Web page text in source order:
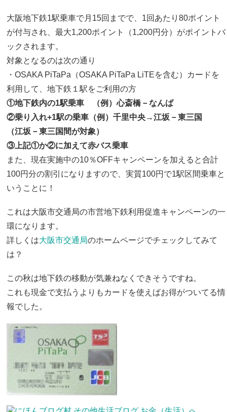
大阪地下鉄1駅乗車で月15回までで、1回あたり80ポイント
が付与され、最大1,200ポイント（1,200円分）がポイントバ
ックされます。
対象となるのは次の通り
・OSAKA PiTaPa（OSAKA PiTaPa LiTEを含む）カードを
利用して、地下鉄１駅をご利用の方
①地下鉄内の1駅乗車 （例）心斎橋－なんば
②乗り入れ+1駅の乗車（例）千里中央→江坂－東三国
（江坂－東三国間が対象）
③上記①か②に加えて赤バス乗車
また、現在実施中の10％OFFキャンペーンを加えると合計
100円分の割引になりますので、実質100円で1駅区間乗車と
いうことに！
これは大阪市交通局の市営地下鉄利用促進キャンペーンの一
環になります。
詳しくは大阪市交通局のホームページでチェックしてみて
は？
この秋は地下鉄の移動が気兼ねなくできそうですね。
これも現金で支払うよりもカードを使えばお得がついてる情
報でした。